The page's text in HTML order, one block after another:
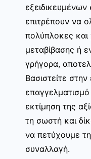
επιτρέπουν να
πολύπλοκες και
μεταβίβασης ή
γρήγορα,
Βασιστείτε στην
επαγγελματισμό
εκτίμηση της
τη σωστή και
να πετύχουμε
συναλλαγή.